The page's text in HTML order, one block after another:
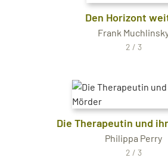
Den Horizont
Frank
2 / 3
Die Therapeutin und
Philippa Perry
2 / 3